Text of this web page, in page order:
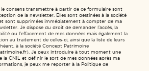
consens transmettre à partir de ce formulaire sont
de la newsletter. Elles sont destinées à la société
sont supprimées immédiatement à compter de ma
Je dispose du droit de demander l’accès, la
ou l’effacement de mes données mais également la
au traitement de celles-ci, ainsi que la liste de leurs
à la société Concept Patrimoine
Je peux introduire à tout moment une
la CNIL et définir le sort de mes données après ma
je peux me reporter à la Politique de